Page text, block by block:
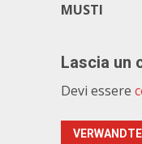
MUSTI
Lascia un
Devi essere